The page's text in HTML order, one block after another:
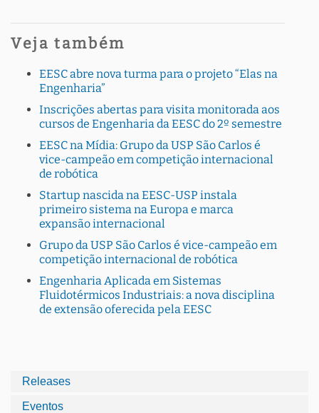
Veja também
EESC abre nova turma para o projeto “Elas na
Engenharia”
Inscrições abertas para visita monitorada aos
cursos de Engenharia da EESC do 2º semestre
EESC na Mídia: Grupo da USP São Carlos é
vice-campeão em competição internacional
de robótica
Startup nascida na EESC-USP instala
primeiro sistema na Europa e marca
expansão internacional
Grupo da USP São Carlos é vice-campeão em
competição internacional de robótica
Engenharia Aplicada em Sistemas
Fluidotérmicos Industriais: a nova disciplina
de extensão oferecida pela EESC
Releases
Eventos